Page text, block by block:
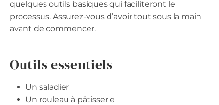
quelques outils basiques qui faciliteront le
processus. Assurez-vous d’avoir tout sous la main
avant de commencer.
Outils essentiels
Un saladier
Un rouleau à pâtisserie